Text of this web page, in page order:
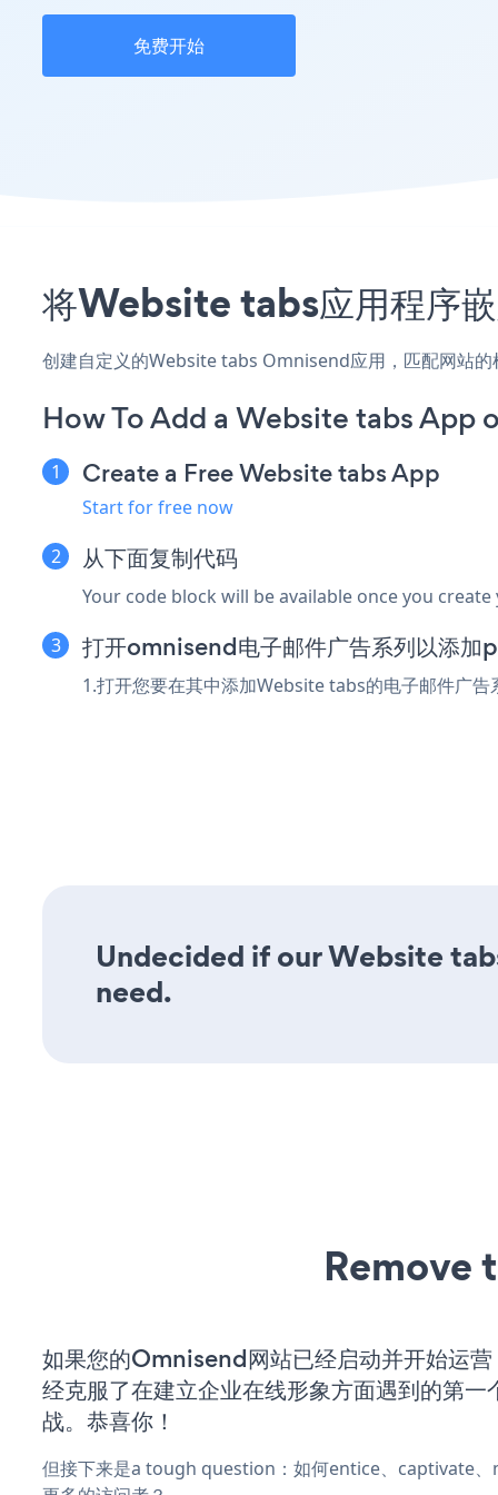
免费开始
将Website tabs应用程序
创建自定义的Website tabs Omnisend应用，匹配网站
How To Add a Website tabs App
Create a Free Website tabs App
Start for free now
从下面复制代码
Your code block will be available once you create
打开omnisend电子邮件广告系列以添加
1.打开您要在其中添加Website tabs的电子邮件广告
Undecided if our Website
need.
Remove
如果您的Omnisend网站已经启动并开始运营
经克服了在建立企业在线形象方面遇到的第一
战。恭喜你！
但接下来是a tough question：如何entice、captivate、